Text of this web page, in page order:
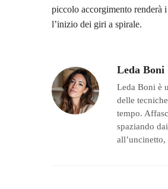
piccolo accorgimento renderà
l’inizio dei giri a spirale.
Leda Boni
Leda Boni è
delle
tempo.
spaziando